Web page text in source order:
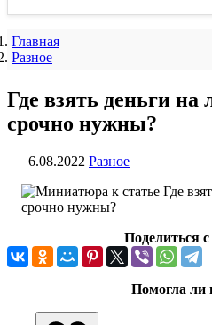
Главная
Разное
Где взять деньги на
срочно нужны?
6.08.2022 Разное
Поделиться
Помогла ли